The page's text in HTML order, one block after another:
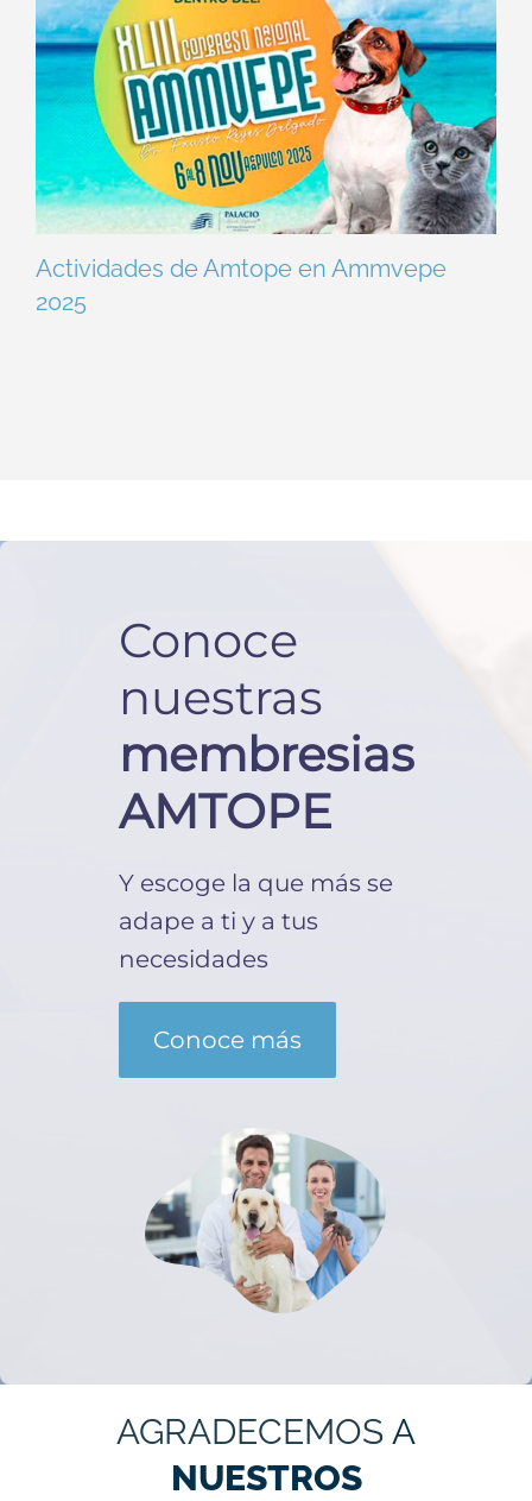
Actividades de Amtope en Ammvepe
2025
Conoce
nuestras
membresias
AMTOPE
Y escoge la que más se
adape a ti y a tus
necesidades
Conoce más
AGRADECEMOS A
NUESTROS